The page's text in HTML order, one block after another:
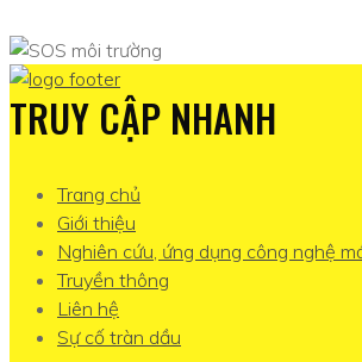
TRUY CẬP NHANH
Trang chủ
Giới thiệu
Nghiên cứu, ứng dụng công nghệ
Truyền thông
Liên hệ
Sự cố tràn dầu